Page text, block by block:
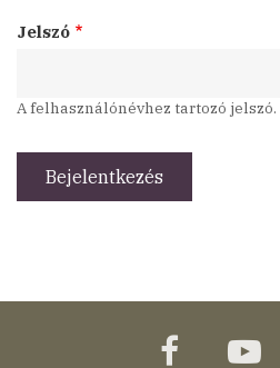
Jelszó
A felhasználónévhez tartozó jelszó.